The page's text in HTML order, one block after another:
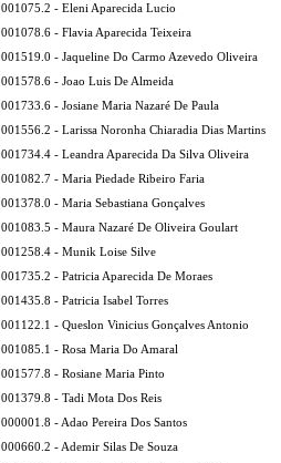
001075.2 - Eleni Aparecida Lucio
001078.6 - Flavia Aparecida Teixeira
001519.0 - Jaqueline Do Carmo Azevedo Oliveira
001578.6 - Joao Luis De Almeida
001733.6 - Josiane Maria Nazaré De Paula
001556.2 - Larissa Noronha Chiaradia Dias Martins
001734.4 - Leandra Aparecida Da Silva Oliveira
001082.7 - Maria Piedade Ribeiro Faria
001378.0 - Maria Sebastiana Gonçalves
001083.5 - Maura Nazaré De Oliveira Goulart
001258.4 - Munik Loise Silve
001735.2 - Patricia Aparecida De Moraes
001435.8 - Patricia Isabel Torres
001122.1 - Queslon Vinicius Gonçalves Antonio
001085.1 - Rosa Maria Do Amaral
001577.8 - Rosiane Maria Pinto
001379.8 - Tadi Mota Dos Reis
000001.8 - Adao Pereira Dos Santos
000660.2 - Ademir Silas De Souza